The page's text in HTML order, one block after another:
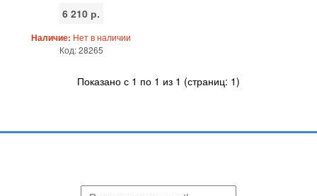
6 210 р.
Наличие: Нет в наличии
Код: 28265
Показано с 1 по 1 из 1 (страниц: 1)